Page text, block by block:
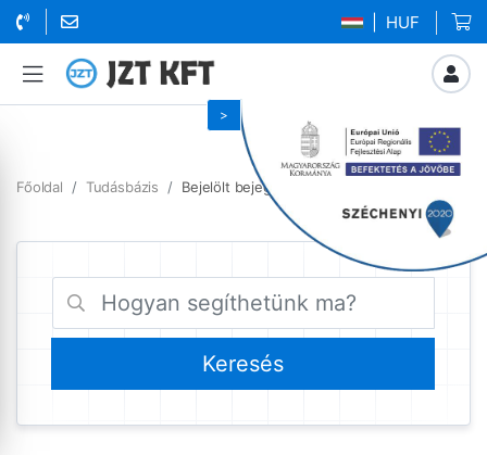
| HUF
Főoldal Tudásbázis Bejelölt bejegyzések mailbox létrehozás